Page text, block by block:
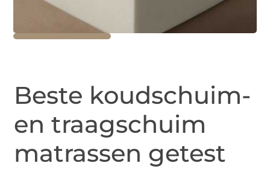
Beste koudschuim-
en traagschuim
matrassen getest